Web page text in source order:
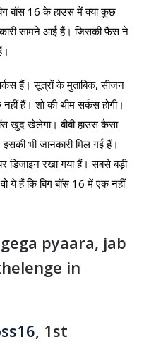
बॉस 16 के हाउस में क्या कुछ
सामने आई हैं। जिसकी फैंस ने
हैं। सूत्रों के मुताबिक, सीजन
हैं। शो की थीम सर्कस होगी।
खुद खेलेगा। बीबी हाउस कैसा
भी जानकारी मिल गई हैं।
डिजाइन रखा गया हैं। सबसे बड़ी
ये हैं कि बिग बॉस 16 में एक नहीं
pyaara, jab
in
, 1st